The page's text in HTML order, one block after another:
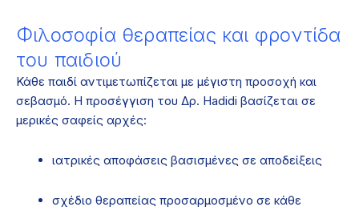
Φιλοσοφία θεραπείας και φροντίδα
του παιδιού
Κάθε παιδί αντιμετωπίζεται με μέγιστη προσοχή και
σεβασμό. Η προσέγγιση του Δρ. Hadidi βασίζεται σε
μερικές σαφείς αρχές:
ιατρικές αποφάσεις βασισμένες σε αποδείξεις
σχέδιο θεραπείας προσαρμοσμένο σε κάθε